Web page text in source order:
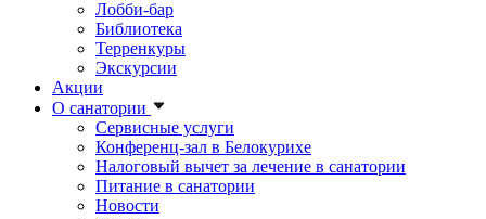
Лобби-бар
Библиотека
Терренкуры
Экскурсии
Акции
О санатории
Сервисные услуги
Конференц-зал в Белокурихе
Налоговый вычет за лечение в санатории
Питание в санатории
Новости